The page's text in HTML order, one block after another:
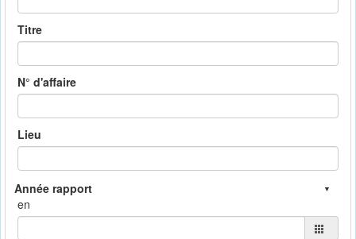
Titre
N° d'affaire
Lieu
en